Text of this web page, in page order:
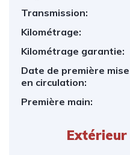
Transmission:
Kilométrage:
Kilométrage garantie:
Date de première mise
en circulation:
Première main:
Extérieur